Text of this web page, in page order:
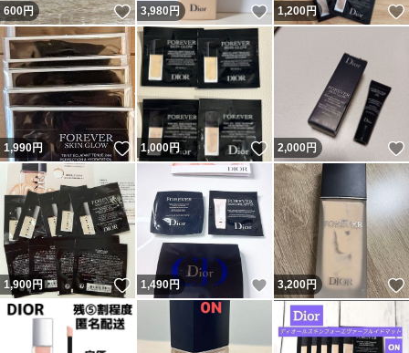
600円 いいね！
3,980 円 いいね！
1,200円
1,990円 いいね！
1,000円 いいね！
2,000円
1,900円 いいね！
1,490円 いいね！
3,200円